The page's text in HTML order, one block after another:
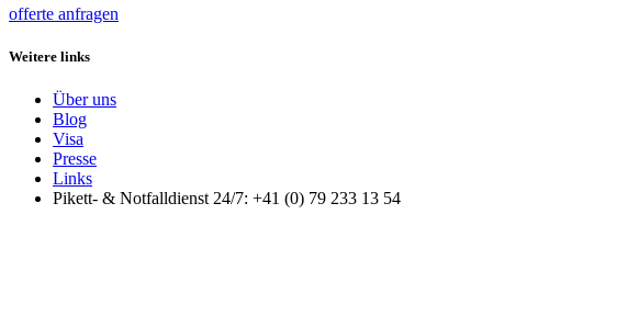
offerte anfragen
Weitere links
Über uns
Blog
Visa
Presse
Links
Pikett- & Notfalldienst 24/7: +41 (0) 79 233 13 54